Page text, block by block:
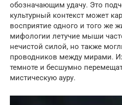
обозначающим удачу. Это
культурный контекст может
восприятие одного и того же
мифологии летучие мыши
нечистой силой, но также
проводников между мирами.
темноте и бесшумно
мистическую ауру.